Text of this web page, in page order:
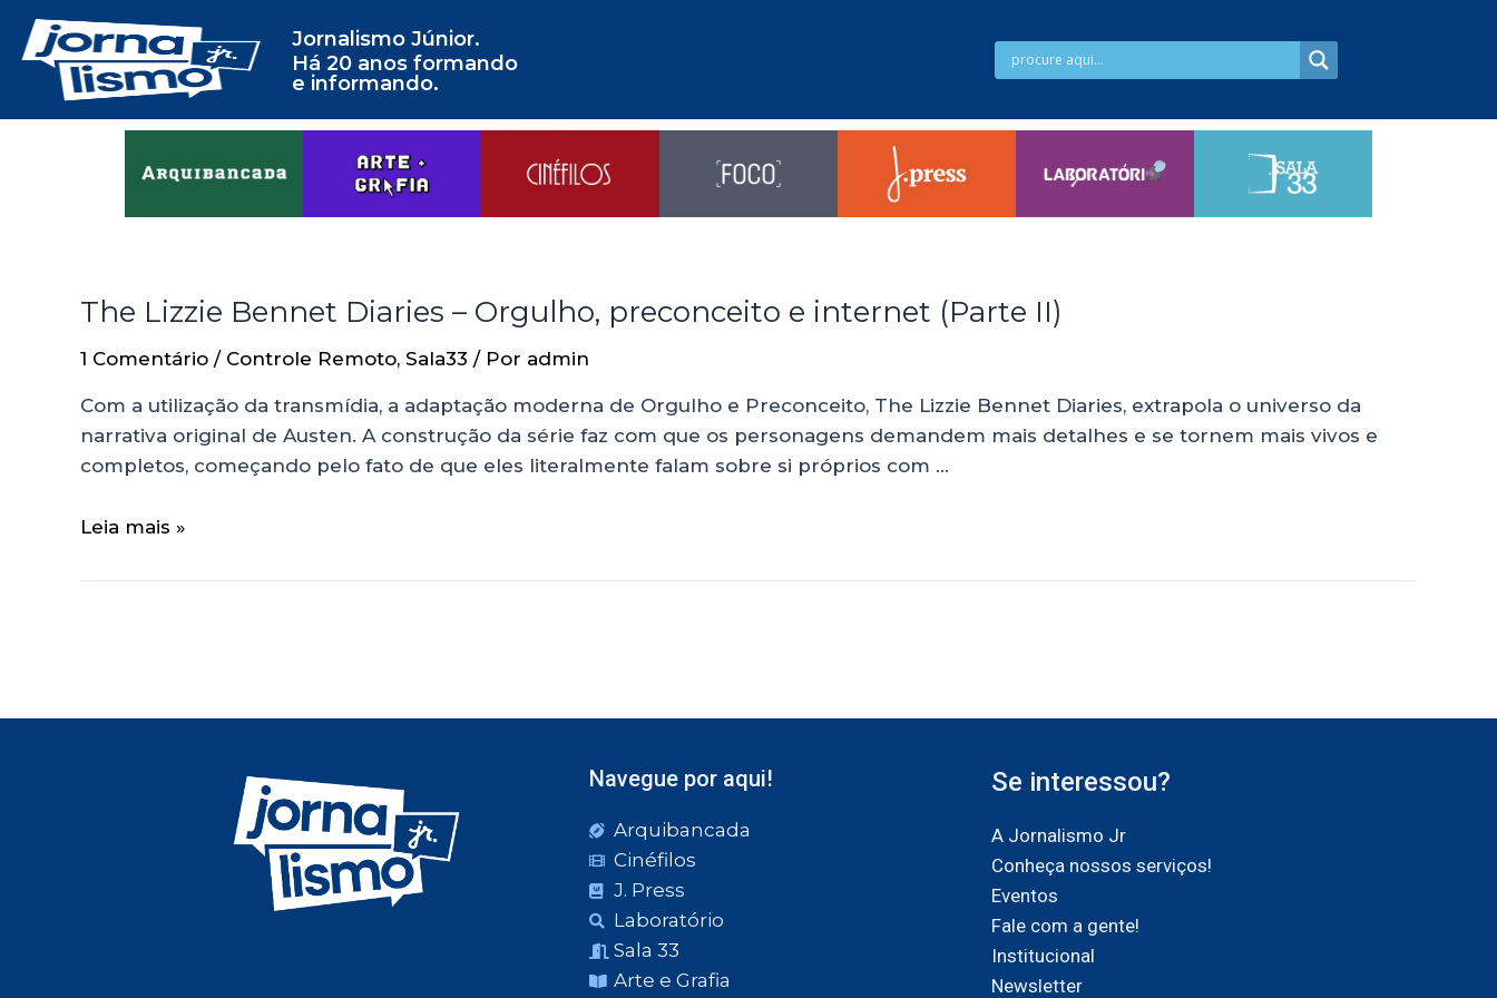
Jornalismo Júnior.
Há 20 anos formando
e informando.
The Lizzie Bennet Diaries – Orgulho, preconceito e internet (Parte II)
1 Comentário / Controle Remoto, Sala33 / Por admin
Com a utilização da transmídia, a adaptação moderna de Orgulho e Preconceito, The Lizzie Bennet Diaries, extrapola o universo da
narrativa original de Austen. A construção da série faz com que os personagens demandem mais detalhes e se tornem mais vivos e
completos, começando pelo fato de que eles literalmente falam sobre si próprios com …
Leia mais »
Navegue por aqui!
Arquibancada
Cinéfilos
J. Press
Laboratório
Sala 33
Arte e Grafia
Se interessou?
A Jornalismo Jr
Conheça nossos serviços!
Eventos
Fale com a gente!
Institucional
Newsletter